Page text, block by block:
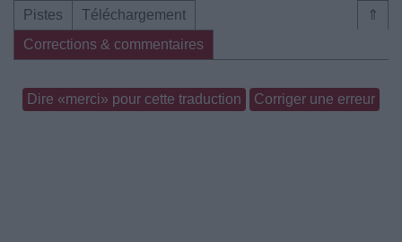
⇑
Pistes
Téléchargement
Corrections & commentaires
Dire «merci» pour cette traduction Corriger une erreur